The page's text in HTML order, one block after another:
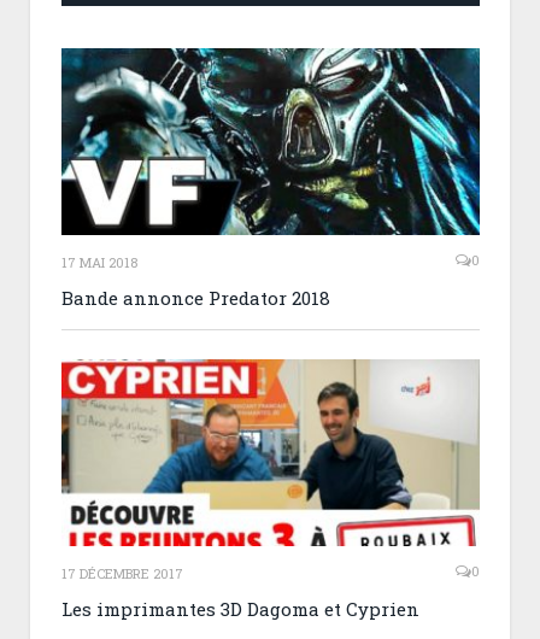
17 MAI 2018 0
Bande annonce Predator 2018
17 DÉCEMBRE 2017 0
Les imprimantes 3D Dagoma et Cyprien